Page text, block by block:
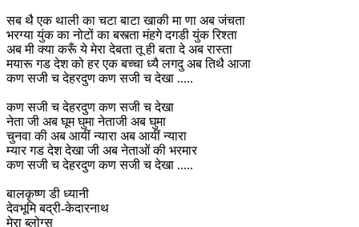
सब थै एक थाली का चटा बाटा खाकी मा णा अब जंचता
भरग्या युंक का नोटों का बस्त्ता मंहगे दगडी युंक रिश्ता
अब मी क्या करूँ ये मेरा देबता तू ही बता दे अब रास्ता
मयारू गड देश को हर एक बच्चा ध्यै लगदु अब तिथै आजा
कण सजी च देहरदुण कण सजी च देखा .....
कण सजी च देहरदुण कण सजी च देखा
नेता जी अब घूम घुमा नेताजी अब घुमा
चुनवा की अब आयीं न्यारा अब आयीं न्यारा
म्यार गड देश देखा जी अब नेताओं की भरमार
कण सजी च देहरदुण कण सजी च देखा .....
बालकृष्ण डी ध्यानी
देवभूमि बद्री-केदारनाथ
मेरा ब्लोग्स